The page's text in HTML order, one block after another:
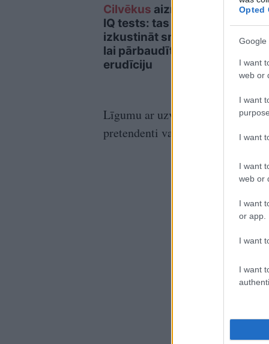
Opted
Google
I want
web or
I want
I want
I want
web or
I want
or app.
I want
I want
Cilvēkus aizrāvis ātrs
IQ tests: tas liks
izkustināt smadzenes,
lai pārbaudītu tavu
erudīciju
Līgumu ar uzvarētājiem
pretendenti var iesniegt līdz